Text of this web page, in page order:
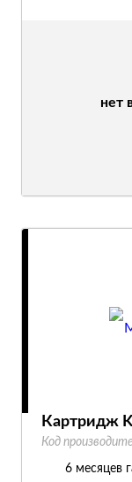
нет
Картридж
Код
6 месяцев